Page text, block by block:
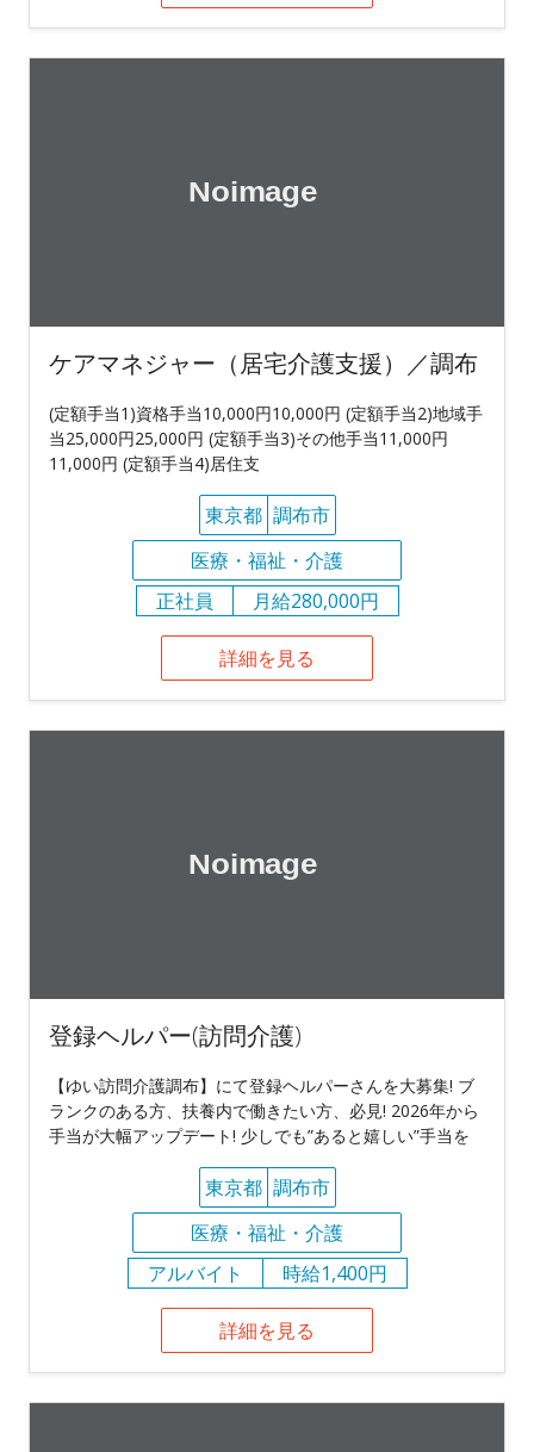
ケアマネジャー（居宅介護支援）／調布
(定額手当1)資格手当10,000円10,000円 (定額手当2)地域手
当25,000円25,000円 (定額手当3)その他手当11,000円
11,000円 (定額手当4)居住支
東京都 調布市
医療・福祉・介護
正社員
月給280,000円
詳細を見る
登録ヘルパー(訪問介護)
【ゆい訪問介護調布】にて登録ヘルパーさんを大募集! ブ
ランクのある方、扶養内で働きたい方、必見! 2026年から
手当が大幅アップデート! 少しでも”あると嬉しい”手当を
東京都 調布市
医療・福祉・介護
アルバイト
時給1,400円
詳細を見る